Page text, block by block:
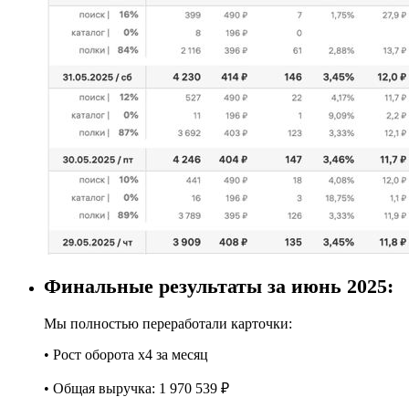
Финальные результаты за июнь 2025:
Мы полностью переработали карточки:
• Рост оборота x4 за месяц
• Общая выручка: 1 970 539 ₽